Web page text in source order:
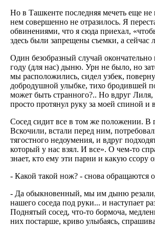
Но в Ташкенте последняя мечеть еще
нем совершенно не отразилось. Я
обвинениями, что я сюда приехал,
здесь были запрещены съемки, а
Один безобразный случай
году (для нас) дыню. Урн не было, но
мы расположились, сидел узбек,
добродушной улыбке, тихо бродившей
может быть странного?.. Но вдруг
просто протянул руку за моей спиной и
Сосед сидит все в том же положении. В
Вскочили, встали перед ним,
тягостного недоумения, и вдруг
который у нас взял. И все». О чем-то
знает, кто ему эти парни и какую ссору
- Какой такой нож? - снова обращаются
- Да обыкновенный, мы им дыню резали,
нашего соседа под руки... и наступает
Поднятый сосед, что-то бормоча,
них постарше, криво улыбаясь,